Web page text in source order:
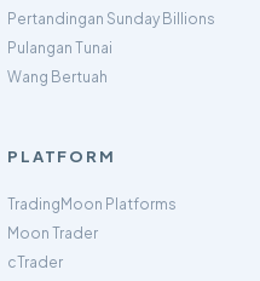
Pertandingan Sunday Billions
Pulangan Tunai
Wang Bertuah
PLATFORM
TradingMoon Platforms
Moon Trader
cTrader